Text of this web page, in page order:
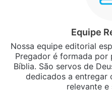
Equipe
Nossa equipe editorial
Pregador é formada por
Bíblia. São servos de
dedicados a entregar
relevante